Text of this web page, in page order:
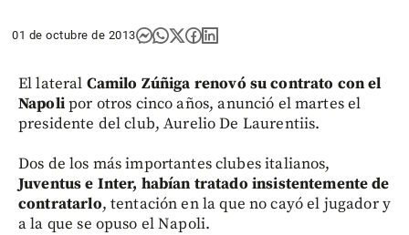
01 de octubre de 2013
El lateral Camilo Zúñiga renovó su contrato con el
Napolipor otros cinco años, anunció el martes el
presidente del club, Aurelio De Laurentiis.
Dos de los más importantes clubes italianos,
Juventus e Inter, habían tratado insistentemente de
contratarlo, tentación en la que no cayó el jugador y
a la que se opuso el Napoli.